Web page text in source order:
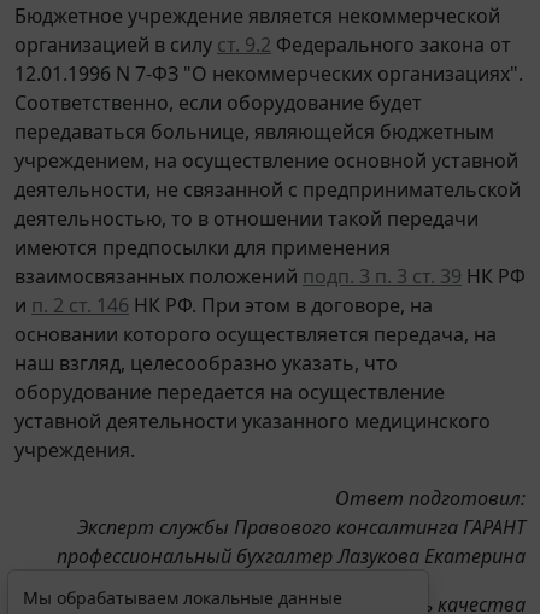
Бюджетное учреждение является некоммерческой
организацией в силу ст. 9.2 Федерального закона от
12.01.1996 N 7-ФЗ "О некоммерческих организациях".
Соответственно, если оборудование будет
передаваться больнице, являющейся бюджетным
учреждением, на осуществление основной уставной
деятельности, не связанной с предпринимательской
деятельностью, то в отношении такой передачи
имеются предпосылки для применения
взаимосвязанных положений подп. 3 п. 3 ст. 39 НК РФ
и п. 2 ст. 146 НК РФ. При этом в договоре, на
основании которого осуществляется передача, на
наш взгляд, целесообразно указать, что
оборудование передается на осуществление
уставной деятельности указанного медицинского
учреждения.
Ответ подготовил:
Эксперт службы Правового консалтинга ГАРАНТ
профессиональный бухгалтер Лазукова Екатерина
Ответ прошел контроль качества
Мы обрабатываем локальные данные